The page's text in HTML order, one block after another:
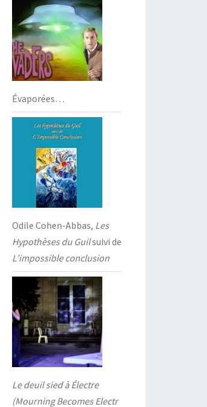
Évaporées…
Odile Cohen-Abbas, Les
Hypothèses du Guilsuivi de
L’impossible conclusion
Le deuil sied à Électre
(Mourning Becomes Electr